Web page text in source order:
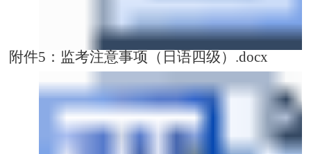
附件5：监考注意事项（日语四级）.docx